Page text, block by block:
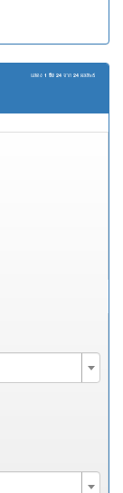
แสดง 1 ถึง 24 จาก 24 ผลลัพธ์